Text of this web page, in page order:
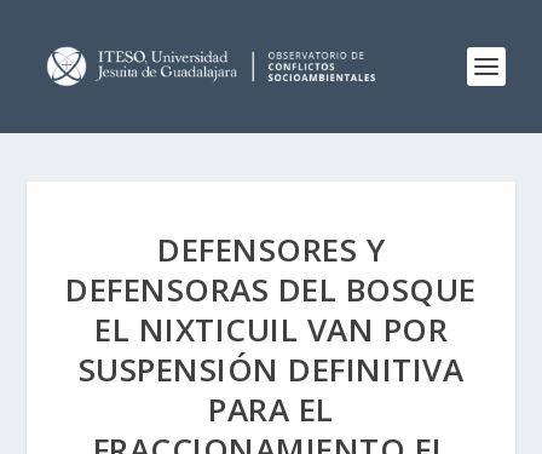
DEFENSORES Y
DEFENSORAS DEL BOSQUE
EL NIXTICUIL VAN POR
SUSPENSIÓN DEFINITIVA
PARA EL